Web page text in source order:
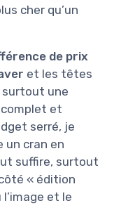
cher qu’un
de prix
et les têtes
surtout une
et
serré, je
un cran en
suffire, surtout
« édition
et le